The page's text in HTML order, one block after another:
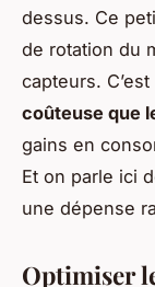
dessus. Ce
de rotation du
capteurs.
coûteuse que
gains en
Et on parle ici
une dépense
Optimiser